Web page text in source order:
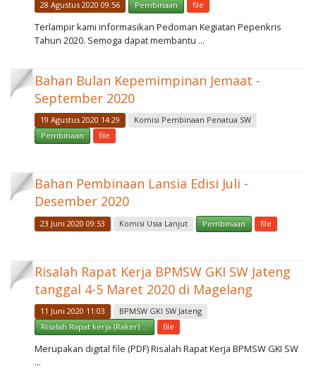
28 Agustus 2020 09:56 Pembinaan file
Terlampir kami informasikan Pedoman Kegiatan Pepenkris
Tahun 2020. Semoga dapat membantu ...
Bahan Bulan Kepemimpinan Jemaat -
September 2020
19 Agustus 2020 14:29
Komisi Pembinaan Penatua SW
Pembinaan
file
Bahan Pembinaan Lansia Edisi Juli -
Desember 2020
23 Juni 2020 09:53 Komisi Usia Lanjut Pembinaan file
Risalah Rapat Kerja BPMSW GKI SW Jateng
tanggal 4-5 Maret 2020 di Magelang
11 Juni 2020 11:03
BPMSW GKI SW Jateng
Risalah Rapat kerja (Raker) ...
file
Merupakan digital file (PDF) Risalah Rapat Kerja BPMSW GKI SW
...